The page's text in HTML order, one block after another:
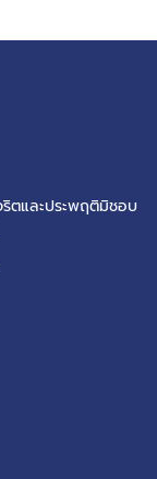
ตและประพฤติมิชอบ